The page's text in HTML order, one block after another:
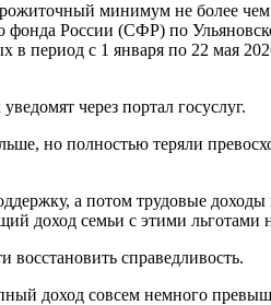
минимум не более
фонда России (СФР) по
в период с 1 января по 22 мая
через портал госуслуг.
но полностью теряли
а потом трудовые доходы
доход семьи с этими льготами
справедливость.
доход совсем немного